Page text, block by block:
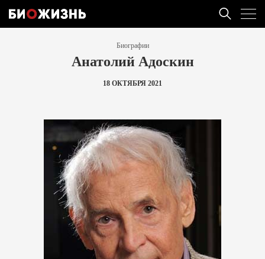
Биографии
Анатолий Адоскин
18 ОКТЯБРЯ 2021